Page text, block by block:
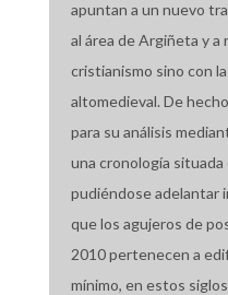
apuntan a un nuevo
al área de Argiñeta y
cristianismo sino con
altomedieval. De
para su análisis
una cronología
pudiéndose adelantar
que los agujeros de
2010 pertenecen a
mínimo, en estos